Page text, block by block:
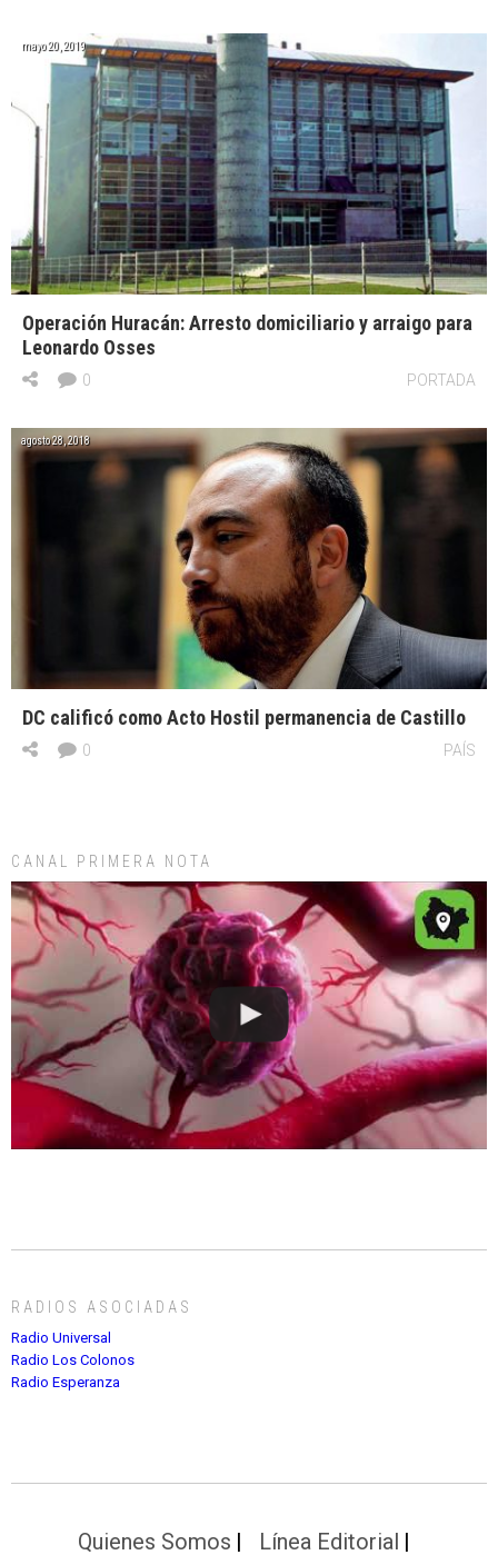
mayo 20, 2019
Operación Huracán: Arresto domiciliario y arraigo para
Leonardo Osses
PORTADA
0
agosto 28, 2018
DC calificó como Acto Hostil permanencia de Castillo
PAÍS
0
CANAL PRIMERA NOTA
RADIOS ASOCIADAS
Radio Universal
Radio Los Colonos
Radio Esperanza
Quienes Somos
Línea Editorial